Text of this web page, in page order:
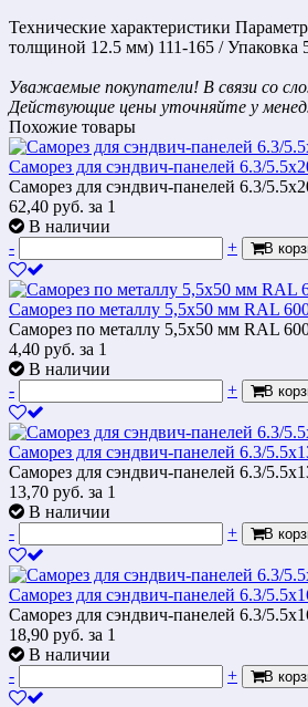
Технические характеристики
толщиной 12.5 мм) 111-165 / Упаковка
Уважаемые покупатели! В связи со
Действующие цены уточняйте у
Похожие товары
Саморез для сэндвич-панелей 6.3/
Саморез для сэндвич-панелей 6.3/
62,40 руб. за 1
В наличии
-
+ В
Саморез по металлу 5,5x50 мм RAL
Саморез по металлу 5,5x50 мм RAL
4,40 руб. за 1
В наличии
-
+ В
Саморез для сэндвич-панелей 6.3/
Саморез для сэндвич-панелей 6.3/
13,70 руб. за 1
В наличии
-
+ В
Саморез для сэндвич-панелей 6.3/
Саморез для сэндвич-панелей 6.3/
18,90 руб. за 1
В наличии
-
+ В